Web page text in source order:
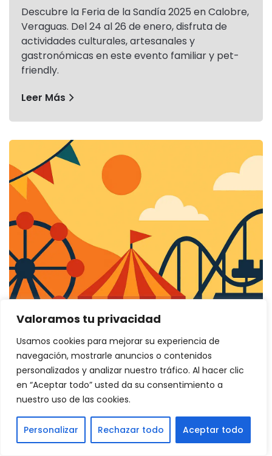
Valoramos tu privacidad
Usamos cookies para mejorar su experiencia de
navegación, mostrarle anuncios o contenidos
personalizados y analizar nuestro tráfico. Al hacer clic
en “Aceptar todo” usted da su consentimiento a
nuestro uso de las cookies.
Personalizar Rechazar todo Aceptar todo
Descubre la Feria de la Sandía 2025 en Calobre,
Veraguas. Del 24 al 26 de enero, disfruta de
actividades culturales, artesanales y
gastronómicas en este evento familiar y pet-
friendly.
Leer Más
FERIA
FERIA INTERNACIONAL DE LA